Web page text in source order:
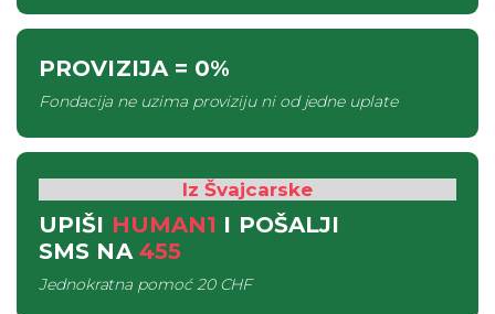
PROVIZIJA= 0%
Fondacija ne uzima proviziju ni od jedne uplate
Iz Švajcarske
UPIŠI HUMAN1 I POŠALJI
SMS NA 455
Jednokratna pomoć20 CHF